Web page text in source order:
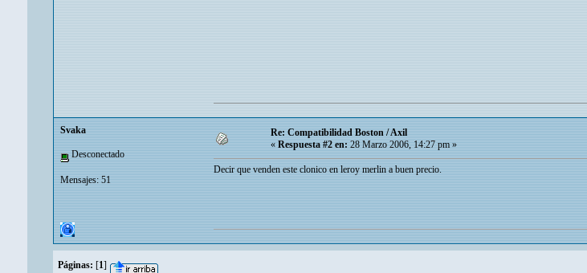
Svaka
Desconectado
Mensajes: 51
Re: Compatibilidad Boston / Axil
«Respuesta #2 en:28 Marzo 2006, 14:27 pm »
Decir que venden este clonico en leroy merlin a buen precio.
Páginas: [1]